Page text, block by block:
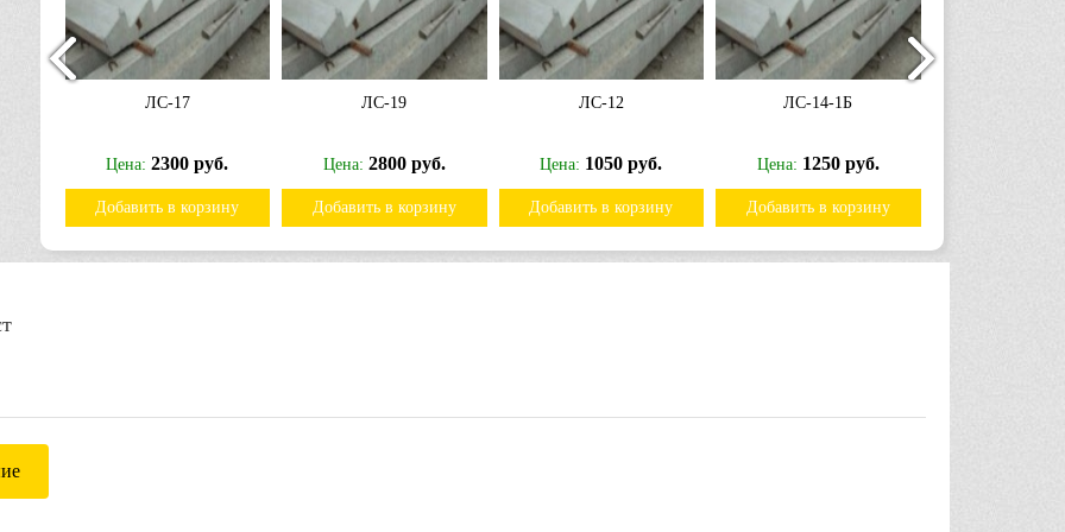
ЛС-17
Цена:2300 руб.
Добавить в корзину
ЛС-19
Цена: 2800 руб.
Добавить в корзину
ЛС-12
Цена: 1050 руб.
Добавить в корзину
ЛС-14-1Б
Цена: 1250 руб.
Добавить в корзину